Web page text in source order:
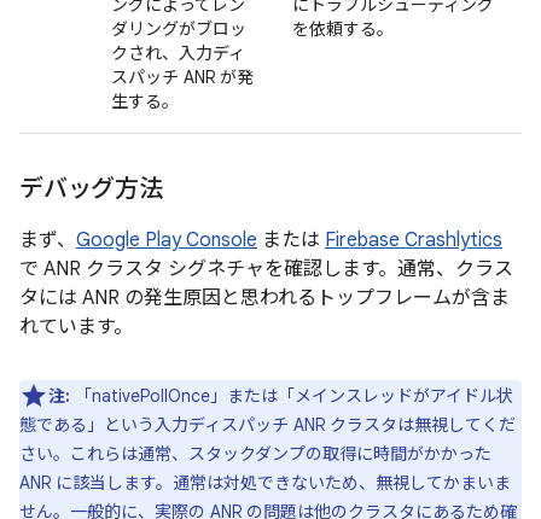
ングによってレン
ダリングがブロッ
クされ、入力ディ
スパッチ ANR が発
生する。
にトラブルシューティング
を依頼する。
デバッグ方法
まず、 Google Play Console または Firebase Crashlytics
で ANR クラスタ シグネチャを確認します。通常、クラス
タには ANR の発生原因と思われるトップフレームが含ま
れています。
注: 「nativePollOnce」または「メインスレッドがアイドル状
態である」という入力ディスパッチ ANR クラスタは無視してくだ
さい。これらは通常、スタックダンプの取得に時間がかかった
ANR に該当します。通常は対処できないため、無視してかまいま
せん。一般的に、実際の ANR の問題は他のクラスタにあるため確